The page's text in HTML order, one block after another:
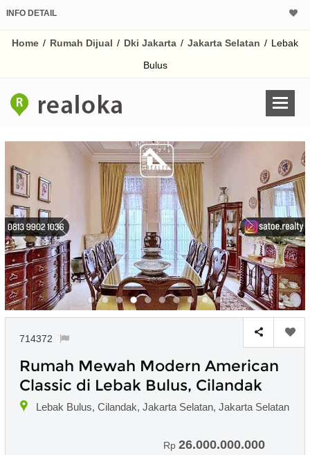
INFO DETAIL
Home / Rumah Dijual / Dki Jakarta / Jakarta Selatan / Lebak
Bulus
714372
Rumah Mewah Modern American
Classic di Lebak Bulus, Cilandak
Lebak Bulus, Cilandak, Jakarta Selatan, Jakarta Selatan
Rp 26.000.000.000
Harga Rp
% /th
Untuk hasil simulasi
pada kotak-
Simpan